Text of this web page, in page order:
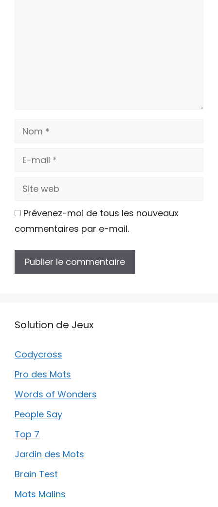
Nom
E-
Site
Prévenez-moi de tous les nouveaux
commentaires par e-mail.
Solution de Jeux
Codycross
Pro des Mots
Words of Wonders
People Say
Top 7
Jardin des Mots
Brain Test
Mots Malins